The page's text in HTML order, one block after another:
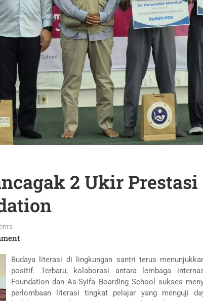
2 Ukir
Budaya literasi di lingkungan santri terus
positif. Terbaru, kolaborasi antara lembaga
Foundation dan As-Syifa Boarding School sukses
perlombaan literasi tingkat pelajar yang menguji